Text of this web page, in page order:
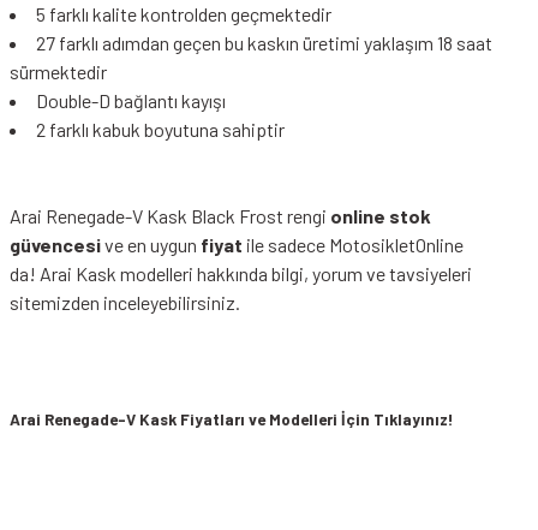
5 farklı kalite kontrolden geçmektedir
27 farklı adımdan geçen bu kaskın üretimi yaklaşım 18 saat
sürmektedir
Double-D bağlantı kayışı
2 farklı kabuk boyutuna sahiptir
Arai Renegade-V Kask Black Frost rengi online stok
güvencesive en uygun fiyat ile sadece MotosikletOnline
da! Arai Kask modelleri hakkında bilgi, yorum ve tavsiyeleri
sitemizden inceleyebilirsiniz.
Arai Renegade-V Kask Fiyatları ve Modelleri İçin Tıklayınız!